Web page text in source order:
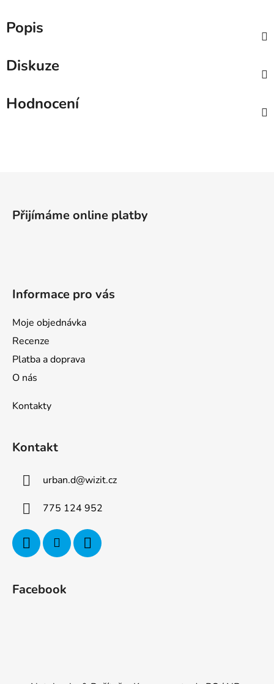
Popis
Diskuze
Hodnocení
Přijímáme online platby
Informace pro vás
Moje objednávka
Recenze
Platba a doprava
O nás
Kontakty
Kontakt
urban.d@wizit.cz
775 124 952
Facebook